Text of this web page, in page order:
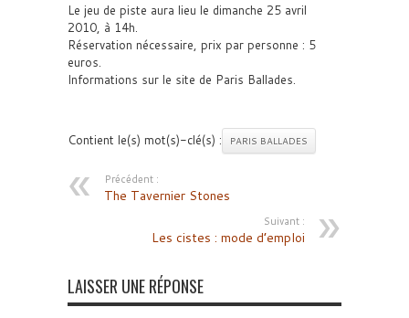
Le jeu de piste aura lieu le dimanche 25 avril
2010, à 14h.
Réservation nécessaire, prix par personne : 5
euros.
Informations sur le site de Paris Ballades.
Contient le(s) mot(s)-clé(s) : PARIS BALLADES
Précédent :
The Tavernier Stones
Suivant :
Les cistes : mode d’emploi
LAISSER UNE RÉPONSE